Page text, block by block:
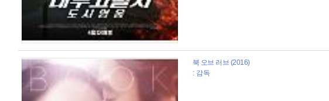
북 오브 러브 (2016)
: 감독